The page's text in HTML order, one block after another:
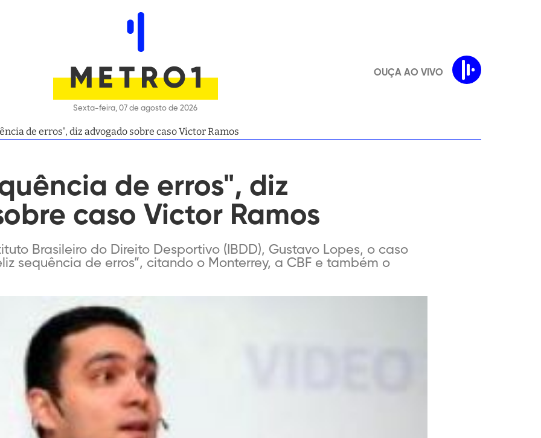
Sexta-feira, 07 de agosto de 2026
OUÇA AO VIVO
de erros", diz advogado sobre caso Victor Ramos
de erros", diz
caso Victor Ramos
Brasileiro do Direito Desportivo (IBDD), Gustavo Lopes, o caso
sequência de erros”, citando o Monterrey, a CBF e também o